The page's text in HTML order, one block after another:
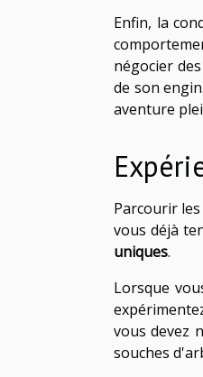
Enfin, la
négocier
de son
aventure
Parcourir
vous déjà
uniques.
Lorsque
vous devez
souches